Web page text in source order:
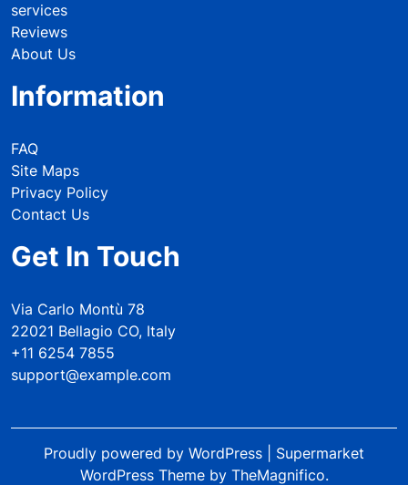
services
Reviews
About Us
Information
FAQ
Site Maps
Privacy Policy
Contact Us
Get In Touch
Via Carlo Montù 78
22021 Bellagio CO, Italy
+11 6254 7855
support@example.com
Proudly powered by WordPress
Supermarket
WordPress Theme by TheMagnifico.